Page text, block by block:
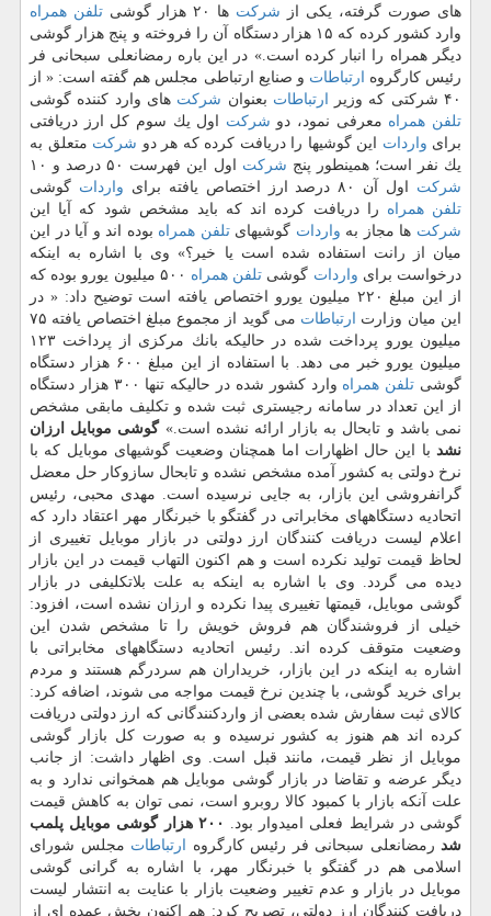
های صورت گرفته، یكی از شركت ها ۲۰ هزار گوشی
تلفن همراه
وارد كشور كرده كه ۱۵ هزار دستگاه آن را فروخته و پنج هزار گوشی
دیگر همراه را انبار كرده است.» در این باره رمضانعلی سبحانی فر
رئیس كارگروه
ارتباطات و صنایع ارتباطی مجلس هم گفته است: « از
۴۰ شركتی كه وزیر
ارتباطات بعنوان شركت های وارد كننده گوشی
تلفن همراه معرفی نمود، دو شركت اول یك سوم كل ارز دریافتی
برای واردات این گوشیها را دریافت كرده كه هر دو شركت متعلق به
یك نفر است؛ همینطور پنج شركت اول این فهرست ۵۰ درصد و ۱۰
شركت اول آن ۸۰ درصد ارز اختصاص یافته برای واردات گوشی
تلفن همراه را دریافت كرده اند كه باید مشخص شود كه آیا این
شركت ها مجاز به واردات گوشیهایتلفن همراه بوده اند و آیا در این
میان از رانت استفاده شده است یا خیر؟» وی با اشاره به اینكه
درخواست برای واردات گوشی تلفن همراه
۵۰۰ میلیون یورو بوده كه
از این مبلغ ۲۲۰ میلیون یورو اختصاص یافته است توضیح داد: « در
این میان وزارت
ارتباطات
می گوید از مجموع مبلغ اختصاص یافته ۷۵
میلیون یورو پرداخت شده در حالیكه بانك مركزی از پرداخت ۱۲۳
میلیون یورو خبر می دهد. با استفاده از این مبلغ ۶۰۰ هزار دستگاه
گوشی تلفن همراه
وارد كشور شده در حالیكه تنها ۳۰۰ هزار دستگاه
از این تعداد در سامانه رجیستری ثبت شده و تكلیف مابقی مشخص
نمی باشد و تابحال به بازار ارائه نشده است.»گوشی موبایل ارزان
نشد با این حال اظهارات اما همچنان وضعیت گوشیهای موبایل كه با
نرخ دولتی به كشور آمده مشخص نشده و تابحال سازوكار حل معضل
گرانفروشی این بازار، به جایی نرسیده است. مهدی محبی، رئیس
اتحادیه دستگاههای مخابراتی در گفتگو با خبرنگار مهر اعتقاد دارد كه
اعلام لیست دریافت كنندگان ارز دولتی در بازار موبایل تغییری از
لحاظ قیمت تولید نكرده است و هم اكنون التهاب قیمت در این بازار
دیده می گردد. وی با اشاره به اینكه به علت بلاتكلیفی در بازار
گوشی موبایل، قیمتها تغییری پیدا نكرده و ارزان نشده است، افزود:
خیلی از فروشندگان هم فروش خویش را تا مشخص شدن این
وضعیت متوقف كرده اند. رئیس اتحادیه دستگاههای مخابراتی با
اشاره به اینكه در این بازار، خریداران هم سردرگم هستند و مردم
برای خرید گوشی، با چندین نرخ قیمت مواجه می شوند، اضافه كرد:
كالای ثبت سفارش شده بعضی از واردكنندگانی كه ارز دولتی دریافت
كرده اند هم هنوز به كشور نرسیده و به صورت كل بازار گوشی
موبایل از نظر قیمت، مانند قبل است. وی اظهار داشت: از جانب
دیگر عرضه و تقاضا در بازار گوشی موبایل هم همخوانی ندارد و به
علت آنكه بازار با كمبود كالا روبرو است، نمی توان به كاهش قیمت
گوشی در شرایط فعلی امیدوار بود.
۲۰۰ هزار گوشی موبایل پلمب
شد رمضانعلی سبحانی فر رئیس كارگروه ارتباطات مجلس شورای
اسلامی هم در گفتگو با خبرنگار مهر، با اشاره به گرانی گوشی
موبایل در بازار و عدم تغییر وضعیت بازار با عنایت به انتشار لیست
دریافت كنندگان ارز دولتی، تصریح كرد: هم اكنون بخش عمده ای از